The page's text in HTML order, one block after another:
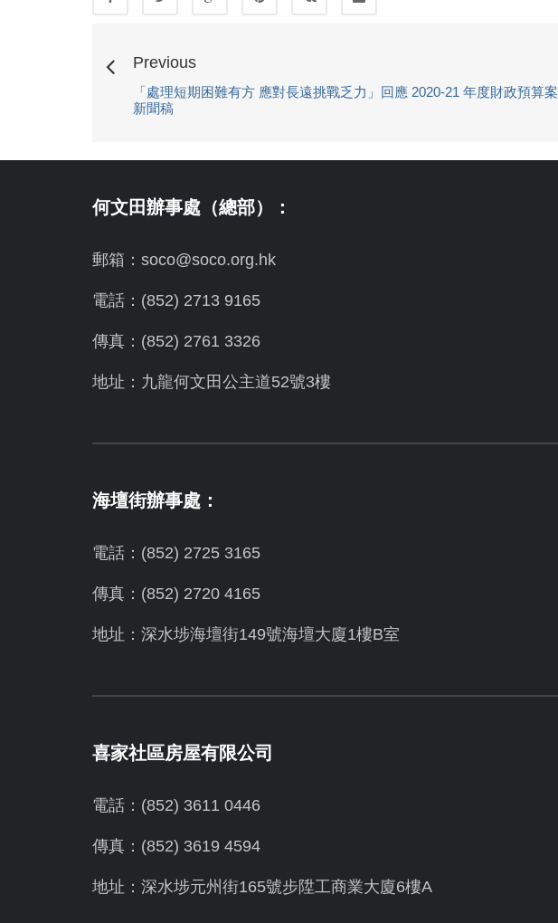
Previous
「處理短期困難有方 應對長遠挑戰乏力」回應 2020-21 年度財政預算案
新聞稿
何文田辦事處（總部）：
郵箱：soco@soco.org.hk
電話：(852) 2713 9165
傳真：(852) 2761 3326
地址：九龍何文田公主道52號3樓
海壇街辦事處：
電話：(852) 2725 3165
傳真：(852) 2720 4165
地址：深水埗海壇街149號海壇大廈1樓B室
喜家社區房屋有限公司
電話：(852) 3611 0446
傳真：(852) 3619 4594
地址： 深水埗元州街165號步陞工商業大廈6樓A